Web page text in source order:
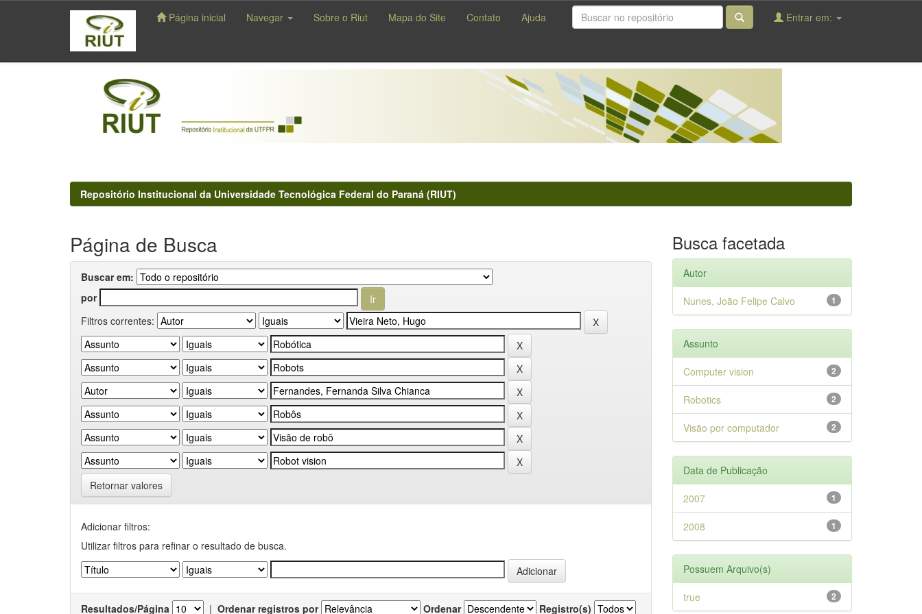
navigation
Página inicial Navegar Sobre o Riut Mapa do Site Contato Ajuda Entrar em:
Repositório Institucional da Universidade Tecnológica Federal do Paraná (RIUT)
Página de Busca
Buscar em:
por
Filtros correntes:
Retornar valores
Adicionar filtros:
Utilizar filtros para refinar o resultado de busca.
Resultados/Página | Ordenar registros por Ordenar Registro(s)
Busca facetada
Autor
1
Nunes, João Felipe Calvo
Assunto
2
Computer vision
2
Robotics
2
Visão por computador
Data de Publicação
1
2007
1
2008
Possuem Arquivo(s)
2
true